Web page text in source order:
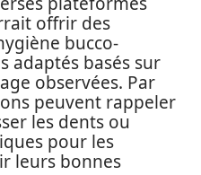
offrir des
bucco-
adaptés basés sur
observées. Par
peuvent rappeler
les dents ou
pour les
leurs bonnes